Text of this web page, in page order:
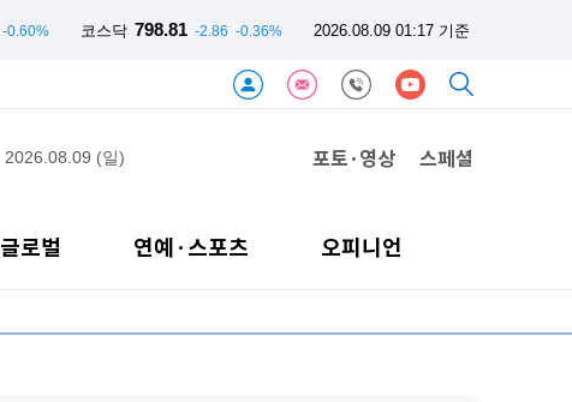
-0.60% 코스닥 798.81 -2.86 -0.36% 2026.08.09 01:17 기준
2026.08.09 (일) 포토·영상 스페셜
글로벌 연예·스포츠 오피니언